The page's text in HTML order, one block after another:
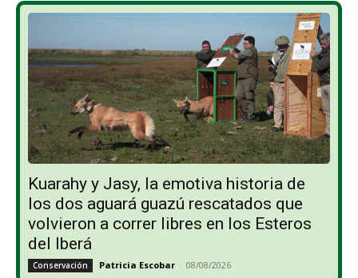
Kuarahy y Jasy, la emotiva historia de
los dos aguará guazú rescatados que
volvieron a correr libres en los Esteros
del Iberá
Conservación Patricia Escobar - 08/08/2026